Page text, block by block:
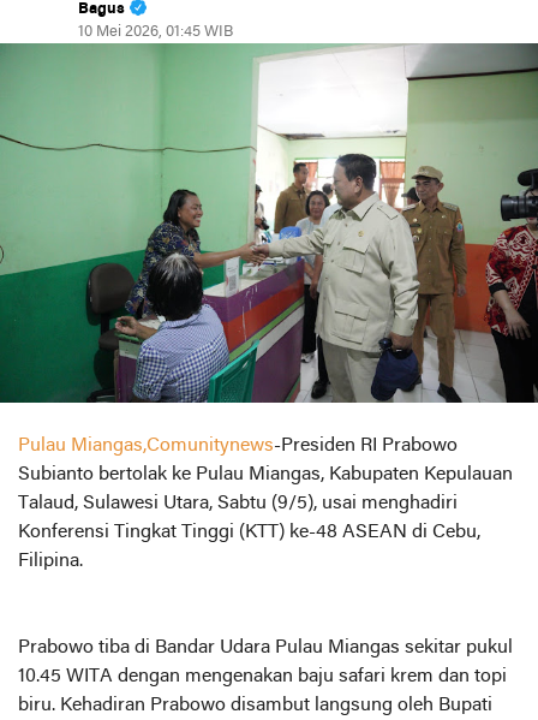
Bagus
10 Mei 2026, 01:45 WIB
Pulau Miangas,Comunitynews-Presiden RI Prabowo
Subianto bertolak ke Pulau Miangas, Kabupaten Kepulauan
Talaud, Sulawesi Utara, Sabtu (9/5), usai menghadiri
Konferensi Tingkat Tinggi (KTT) ke-48 ASEAN di Cebu,
Filipina.
Prabowo tiba di Bandar Udara Pulau Miangas sekitar pukul
10.45 WITA dengan mengenakan baju safari krem dan topi
biru. Kehadiran Prabowo disambut langsung oleh Bupati